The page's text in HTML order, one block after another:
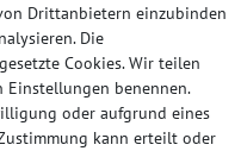
oder vorab ein
kaufen.
Drittanbietern einzubinden
Die
Cookies. Wir teilen
benennen.
oder aufgrund eines
kann erteilt oder